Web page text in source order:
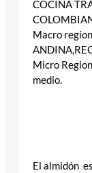
COCINA
Macro
Micro
medio.
El almidón